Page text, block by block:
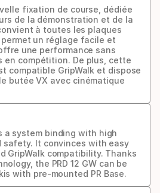
fixation de course, dédiée
de la démonstration et de la
à toutes les plaques
permet un réglage facile et
une performance sans
en compétition. De plus, cette
compatible GripWalk et dispose
butée VX avec cinématique
a system binding with high
safety. It convinces with easy
GripWalk compatibility. Thanks
the PRD 12 GW can be
with pre-mounted PR Base.